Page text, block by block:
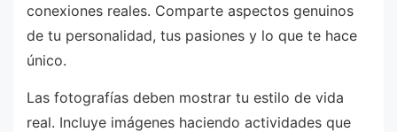
conexiones reales. Comparte aspectos genuinos
de tu personalidad, tus pasiones y lo que te hace
único.
Las fotografías deben mostrar tu estilo de vida
real. Incluye imágenes haciendo actividades que